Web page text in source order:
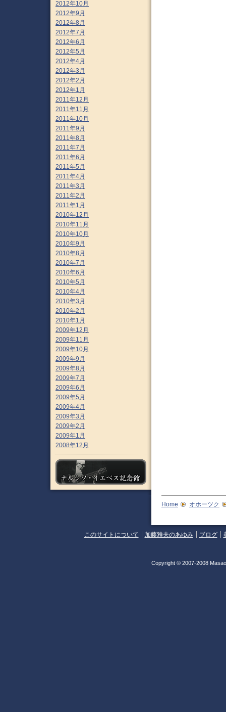
2012年10月
2012年9月
2012年8月
2012年7月
2012年6月
2012年5月
2012年4月
2012年3月
2012年2月
2012年1月
2011年12月
2011年11月
2011年10月
2011年9月
2011年8月
2011年7月
2011年6月
2011年5月
2011年4月
2011年3月
2011年2月
2011年1月
2010年12月
2010年11月
2010年10月
2010年9月
2010年8月
2010年7月
2010年6月
2010年5月
2010年4月
2010年3月
2010年2月
2010年1月
2009年12月
2009年11月
2009年10月
2009年9月
2009年8月
2009年7月
2009年6月
2009年5月
2009年4月
2009年3月
2009年2月
2009年1月
2008年12月
Home オホーツク
このサイトについて 加藤雅夫のあゆみ ブログ
Copyright © 2007-2008